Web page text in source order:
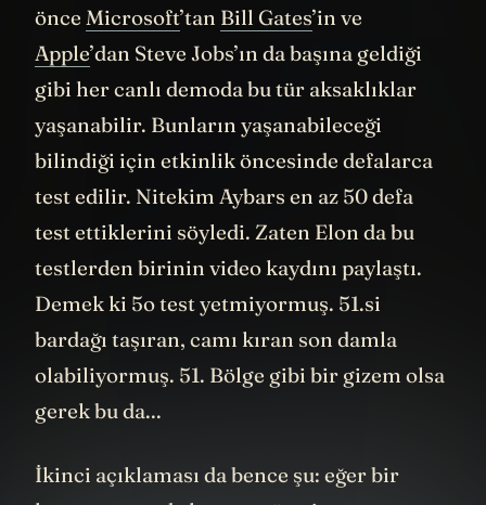
Birincisi Murphy kanunları gereği daha
önceMicrosoft’tanBill Gates’in ve
Apple’dan Steve Jobs’ın da başına geldiği
gibi her canlı demoda bu tür aksaklıklar
yaşanabilir. Bunların yaşanabileceği
bilindiği için etkinlik öncesinde defalarca
test edilir. Nitekim Aybars en az 50 defa
test ettiklerini söyledi. Zaten Elon da bu
testlerden birinin video kaydını paylaştı.
Demek ki 5o test yetmiyormuş. 51.si
bardağı taşıran, camı kıran son damla
olabiliyormuş. 51. Bölge gibi bir gizem olsa